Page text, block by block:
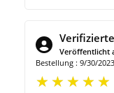
Veröffentlicht
Bestellung : 9/30/